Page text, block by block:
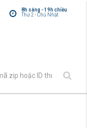
8h sáng - 19h chiều
Thứ 2 - Chủ Nhật